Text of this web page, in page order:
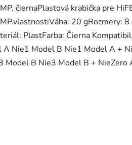
čiernaPlastová krabička pre
20 gRozmery:
PlastFarba: Čierna
A Nie1 Model B Nie1 Model A +
Model B Nie3 Model B + NieZero